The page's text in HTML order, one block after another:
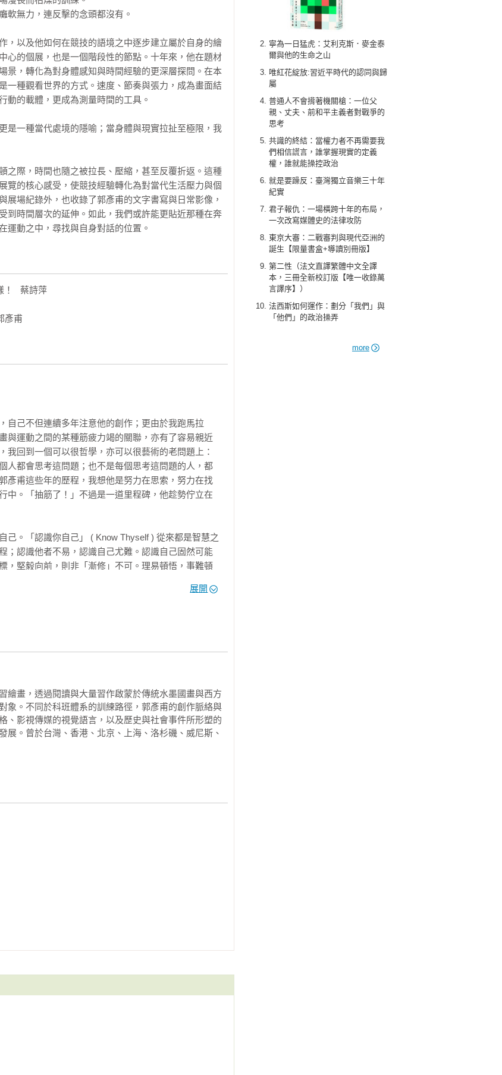
寧為一日猛虎：艾利克斯．麥金泰
爾與他的生命之山
唯紅花綻放:習近平時代的認同與歸
屬
普通人不會揹著機關槍：一位父
親、丈夫、前和平主義者對戰爭的
思考
共識的終結：當權力者不再需要我
們相信謊言，誰掌握現實的定義
權，誰就能操控政治
就是要躁反：臺灣獨立音樂三十年
紀實
君子報仇：一場橫跨十年的布局，
一次改寫媒體史的法律攻防
東京大審：二戰審判與現代亞洲的
誕生【限量書盒+導讀別冊版】
第二性（法文直譯繁體中文全譯
本，三冊全新校訂版【唯一收錄萬
言譯序】）
法西斯如何運作：劃分「我們」與
「他們」的政治操弄
more
軟無力，連反擊的念頭都沒有。
，以及他如何在競技的語境之中逐步建立屬於自身的繪
心的個展，也是一個階段性的節點。十年來，他在題材
景，轉化為對身體感知與時間經驗的更深層探問。在本
一種觀看世界的方式。速度、節奏與張力，成為畫面結
動的載體，更成為測量時間的工具。
是一種當代處境的隱喻；當身體與現實拉扯至極限，我
之際，時間也隨之被拉長、壓縮，甚至反覆折返。這種
覽的核心感受，使競技經驗轉化為對當代生活壓力與個
展場紀錄外，也收錄了郭彥甫的文字書寫與日常影像，
到時間層次的延伸。如此，我們或許能更貼近那種在奔
運動之中，尋找與自身對話的位置。
！   蔡詩萍
彥甫
自己不但連續多年注意他的創作；更由於我跑馬拉
與運動之間的某種筋疲力竭的關聯，亦有了容易親近
我回到一個可以很哲學，亦可以很藝術的老問題上：
人都會思考這問題；也不是每個思考這問題的人，都
彥甫這些年的歷程，我想他是努力在思索，努力在找
中。「抽筋了！」不過是一道里程碑，他趁勢佇立在
己。「認識你自己」 ( Know Thyself ) 從來都是智慧之
；認識他者不易，認識自己尤難。認識自己固然可能
，堅毅向前，則非「漸修」不可。理易頓悟，事難頓
青年郭彥甫」開始，這不是一句廢話，而是不如此，
曾經在一場演講中，如是說。這可以是理解郭彥甫
我蛻變。但，技法變化無疑是他藝術生命不斷延伸的
蛻變，他必然會在技法上，甚至於在媒材上，苦思
的檢視藝術家的成長。郭彥甫從運動員，到演員、主
延伸到他的創作。運動的張力、勝負的瞬間，在他創
智反應、做節目的四處奔波，都在他的創作裡，找到
專業藝術科系的養成，郭彥甫擁有的，卻是其他專
一輩子、運動員有賞味期，他內心的召喚，肯定是
體與靈魂內。我是這樣相信的。差別只在，你有沒
話，前一句可以解釋成，你的人生機緣有時真不是
當我們感覺到該有一個不一樣的自己時，這份自覺
過程雖沒走上這條路，但隱隱然也沒忘卻繪畫帶給
時曾這樣回應他，當我看到他出手不凡的作品時，
布上，讓我們看到運動員出身的他，對力的捕捉，對
常、描繪日常，並進一步寓意日常的悠久傳統。但
箱又一箱的行李，展佈於世人眼前：那是每個人出遠
定的形式，還是大膽的去穿梭於不同的形式？這便需
展開
繪畫，透過閱讀與大量習作啟蒙於傳統水墨國畫與西方
象。不同於科班體系的訓練路徑，郭彥甫的創作脈絡與
、影視傳媒的視覺語言，以及歷史與社會事件所形塑的
展。曾於台灣、香港、北京、上海、洛杉磯、威尼斯、